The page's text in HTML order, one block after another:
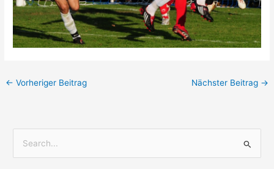
← Vorheriger Beitrag Nächster Beitrag →